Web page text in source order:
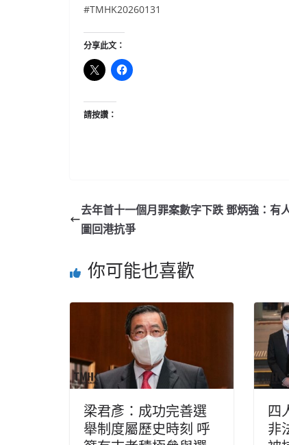
#TMHK20260131
分享此文：
請按讚：
去年首十一個月罪案數字下跌 鄧炳強：有
圖回港抗爭
你可能也喜歡
梁君彥：成功完善選
舉制度屬歷史時刻 呼
四
非